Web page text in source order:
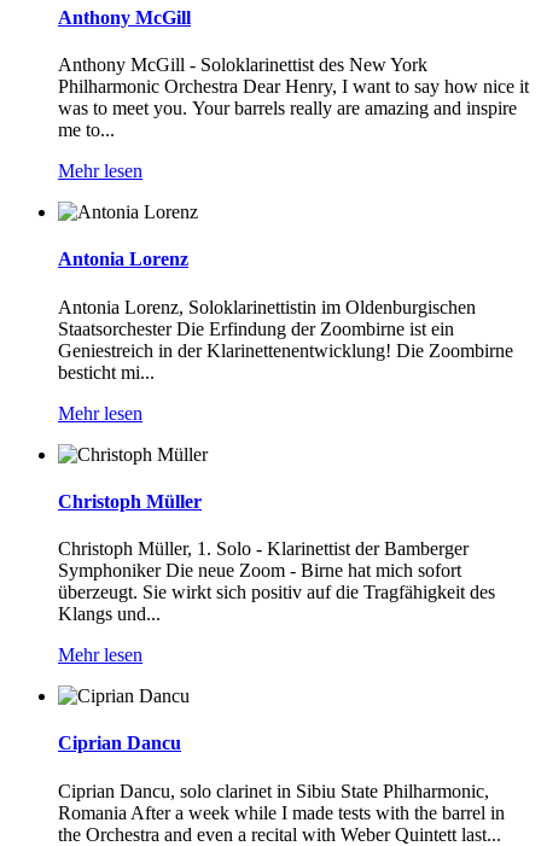
Anthony McGill
Anthony McGill - Soloklarinettist des New York
Philharmonic Orchestra Dear Henry, I want to say how nice it
was to meet you. Your barrels really are amazing and inspire
me to...
Mehr lesen
Antonia Lorenz
Antonia Lorenz, Soloklarinettistin im Oldenburgischen
Staatsorchester Die Erfindung der Zoombirne ist ein
Geniestreich in der Klarinettenentwicklung! Die Zoombirne
besticht mi...
Mehr lesen
Christoph Müller
Christoph Müller, 1. Solo - Klarinettist der Bamberger
Symphoniker Die neue Zoom - Birne hat mich sofort
überzeugt. Sie wirkt sich positiv auf die Tragfähigkeit des
Klangs und...
Mehr lesen
Ciprian Dancu
Ciprian Dancu, solo clarinet in Sibiu State Philharmonic,
Romania After a week while I made tests with the barrel in
the Orchestra and even a recital with Weber Quintett last...